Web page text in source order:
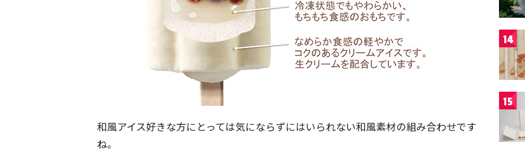
和風アイス好きな方にとっては気にならずにはいられない和風素材の組み合わせです
ね。
14
15